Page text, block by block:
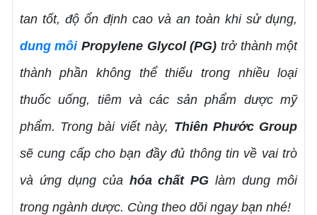
tan tốt, độ ổn định cao và an toàn khi sử dụng,
dung môiPropylene Glycol (PG) trở thành một
thành phần không thể thiếu trong nhiều loại
thuốc uống, tiêm và các sản phẩm dược mỹ
phẩm. Trong bài viết này, Thiên Phước Group
sẽ cung cấp cho bạn đầy đủ thông tin về vai trò
và ứng dụng của hóa chất PG làm dung môi
trong ngành dược. Cùng theo dõi ngay bạn nhé!